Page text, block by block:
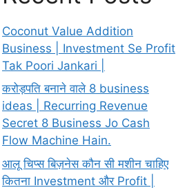
Coconut Value Addition
Business | Investment Se Profit
Tak Poori Jankari |
करोड़पति बनाने वाले 8 business
ideas | Recurring Revenue
Secret 8 Business Jo Cash
Flow Machine Hain.
आलू चिप्स बिज़नेस कौन सी मशीन चाहिए
कितना Investment और Profit |